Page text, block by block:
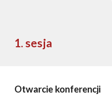
1. sesja
Otwarcie konferencji